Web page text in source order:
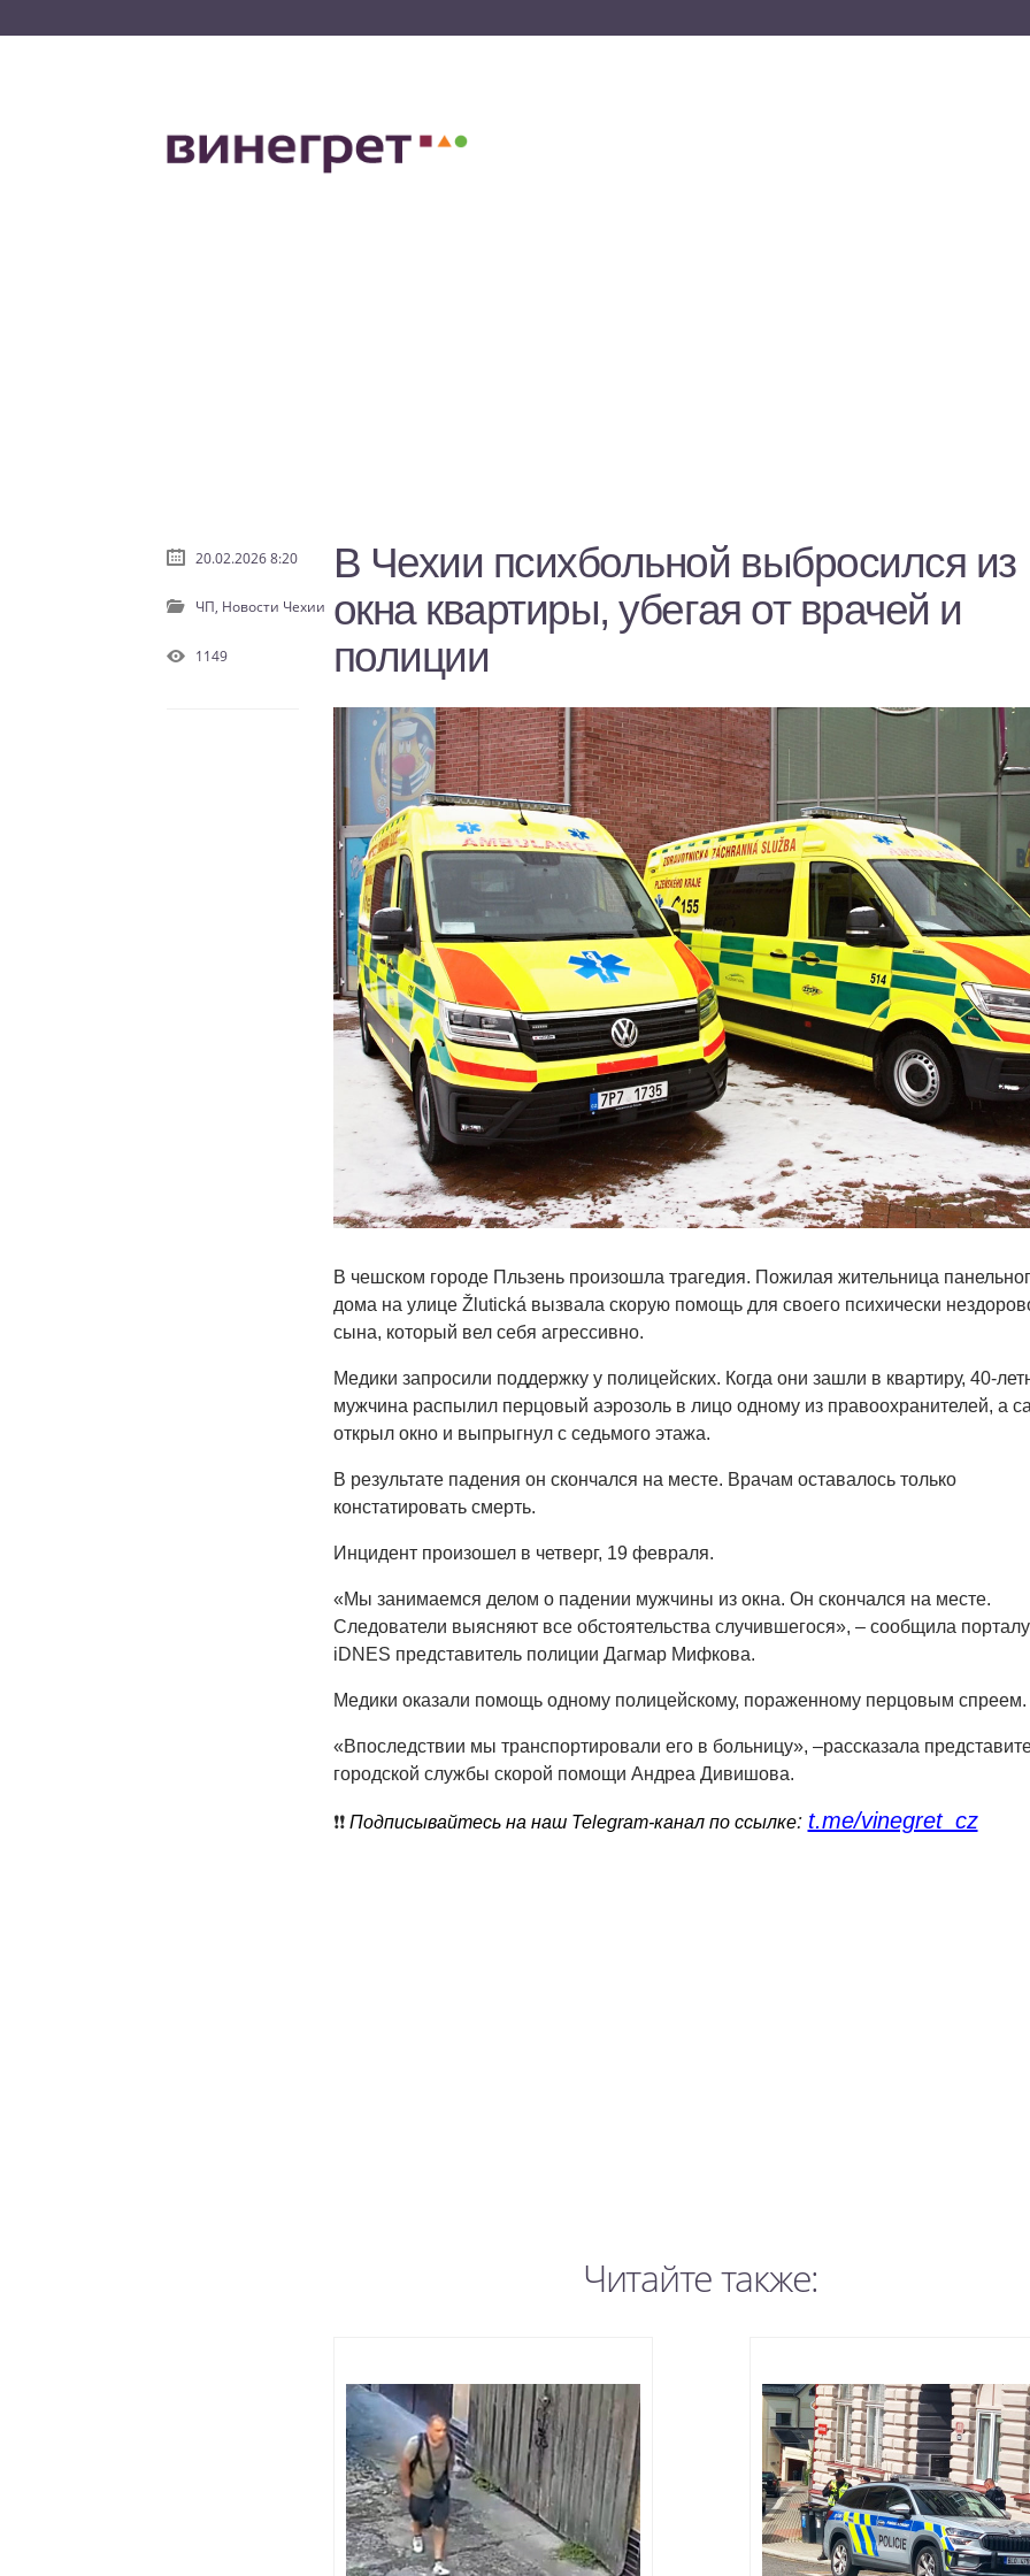
В Чехии психбольной выбросился из
окна квартиры, убегая от врачей и
полиции
В чешском городе Пльзень произошла трагедия. Пожилая жительница
дома на улице Žlutická вызвала скорую помощь для своего психически
сына, который вел себя агрессивно.
Медики запросили поддержку у полицейских. Когда они зашли в квартиру, 40-
мужчина распылил перцовый аэрозоль в лицо одному из правоохранителей, а
открыл окно и выпрыгнул с седьмого этажа.
В результате падения он скончался на месте. Врачам оставалось только
констатировать смерть.
Инцидент произошел в четверг, 19 февраля.
«Мы занимаемся делом о падении мужчины из окна. Он скончался на месте.
Следователи выясняют все обстоятельства случившегося», – сообщила порталу
iDNES представитель полиции Дагмар Мифкова.
Медики оказали помощь одному полицейскому, пораженному перцовым спреем.
«Впоследствии мы транспортировали его в больницу», –рассказала
городской службы скорой помощи Андреа Дивишова.
❗️❗️ Подписывайтесь на наш Telegram-канал по ссылке: t.me/vinegret_cz
Читайте также:
20.02.2026 8:20
ЧП, Новости Чехии
1149